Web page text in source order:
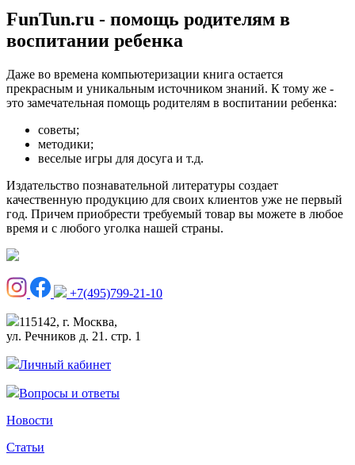
FunTun.ru - помощь родителям в
воспитании ребенка
Даже во времена компьютеризации книга остается
прекрасным и уникальным источником знаний. К тому же -
это замечательная помощь родителям в воспитании ребенка:
советы;
методики;
веселые игры для досуга и т.д.
Издательство познавательной литературы создает
качественную продукцию для своих клиентов уже не первый
год. Причем приобрести требуемый товар вы можете в любое
время и с любого уголка нашей страны.
+7(495)799-21-10
115142, г. Москва,
ул. Речников д. 21. стр. 1
Личный кабинет
Вопросы и ответы
Новости
Статьи